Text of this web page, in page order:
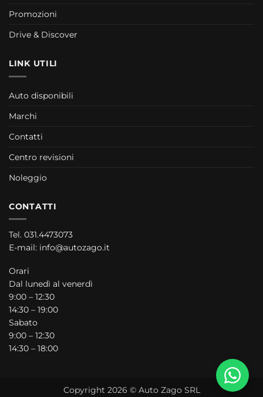
Promozioni
Drive & Discover
LINK UTILI
Auto disponibili
Marchi
Contatti
Centro revisioni
Noleggio
CONTATTI
Tel. 031.4473073
E-mail: info@autozago.it
Orari
Dal lunedì al venerdì
9:00 – 12:30
14:30 – 19:00
Sabato
9:00 – 12:30
14:30 – 18:00
Copyright 2026 © Auto Zago SRL